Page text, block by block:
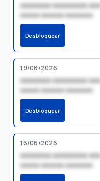
xxxxxxxx xxxxxxxxx
xxxxx xxxxxx xxxxxxx
Desbloquear
19/06/2026
xxxxxxxx xxxxxxxxx
xxxxx xxxxxx xxxxxxx
Desbloquear
16/06/2026
xxxxxxxx xxxxxxxxx
xxxxx xxxxxx xxxxxxx